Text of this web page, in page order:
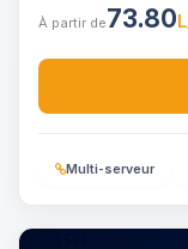
À partir de73.80L
Multi-serveur